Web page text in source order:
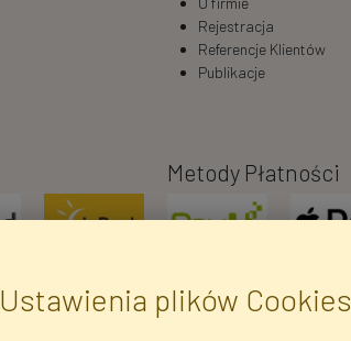
Rejestracja
Referencje Klientów
Publikacje
Metody Płatności
Ustawienia plików Cookies